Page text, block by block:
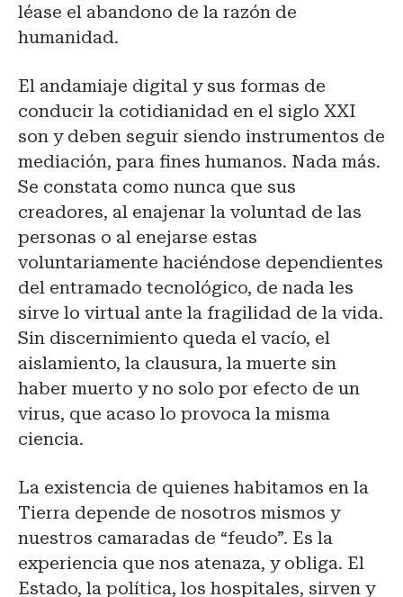
léase el abandono de la razón de
humanidad.
El andamiaje digital y sus formas de
conducir la cotidianidad en el siglo XXI
son y deben seguir siendo instrumentos de
mediación, para fines humanos. Nada más.
Se constata como nunca que sus
creadores, al enajenar la voluntad de las
personas o al enejarse estas
voluntariamente haciéndose dependientes
del entramado tecnológico, de nada les
sirve lo virtual ante la fragilidad de la vida.
Sin discernimiento queda el vacío, el
aislamiento, la clausura, la muerte sin
haber muerto y no solo por efecto de un
virus, que acaso lo provoca la misma
ciencia.
La existencia de quienes habitamos en la
Tierra depende de nosotros mismos y
nuestros camaradas de “feudo”. Es la
experiencia que nos atenaza, y obliga. El
Estado, la política, los hospitales, sirven y